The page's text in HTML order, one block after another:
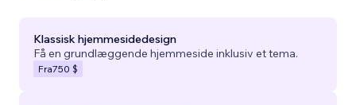
Klassisk hjemmesidedesign
Få en grundlæggende hjemmeside inklusiv et tema.
Fra750 $